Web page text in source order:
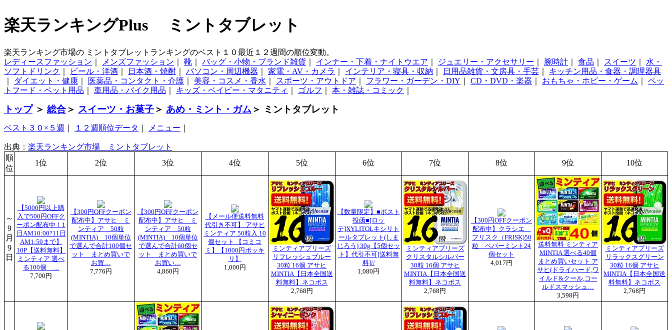
楽天ランキングPlus ミントタブレット
楽天ランキング市場の ミントタブレットランキングのベスト１０最近１２週間の順位変動。
レディースファッション
メンズファッション 靴 バッグ・小物・ブランド雑貨 インナー・下着・ナイトウエア ジュエリー・アクセサリー 腕時計 食品 スイーツ
水・
ソフトドリンク
ビール・洋酒 日本酒・焼酎 パソコン・周辺機器 家電・AV・カメラ インテリア・寝具・収納 日用品雑貨・文房具・手芸
キッチン用品・食器・調理器具
ダイエット・健康 医薬品・コンタクト・介護 美容・コスメ・香水 スポーツ・アウトドア フラワー・ガーデン・DIY CD・DVD・楽器 おもちゃ・ホビー・ゲーム
ペッ
トフード・ペット用品
車用品・バイク用品 キッズ・ベイビー・マタニティ ゴルフ 本・雑誌・コミック
トップ＞ 総合＞ スイーツ・お菓子＞ あめ・ミント・ガム ＞ ミントタブレット
ベスト３０×５週 １２週順位データ メニュー
出典： 楽天ランキング市場 ミントタブレット
順
位
1位 2位 3位 4位 5位 6位 7位 8位 9位 10位
～
9
月
9
日
【5000円以上購
入で500円OFFク
ーポン配布中！1
日AM10:00?11日
AM1:59まで】
10P【送料無料】
ミンティア 選べ
る100個 …
7,700円
【300円OFFクーポン
配布中】アサヒ ミ
ンティア 50粒
(MINTIA) 10個単位
で選んで合計100個セ
ット まとめ買いで
お買…
7,776円
【300円OFFクーポン
配布中】アサヒ ミ
ンティア 50粒
(MINTIA) 10個単位
で選んで合計60個セ
ット まとめ買いで
お買い…
4,860円
【メール便送料無料
代引き不可】 アサヒ
ミンティア 50粒入 10
個セット 【コミコ
ミ】【1000円ポッキ
リ】
1,000円
ミンティアブリーズ
リフレッシュブルー
30粒 16個 アサヒ
MINTIA【日本全国送
料無料】ネコポス
2,768円
【数量限定】■ポスト
投函■[ロッ
テ]XYLITOLキシリト
ールタブレット(しま
じろう) 30g【5個セッ
ト】代引不可[送料無
料]//
1,080円
ミンティアブリーズ
クリスタルシルバー
30粒 16個 アサヒ
MINTIA【日本全国送
料無料】ネコポス
2,768円
【300円OFFクーポン
配布中】クラシエ
フリスク（FRISK)50
粒 ペパーミント24
個セット
4,017円
送料無料 ミンティア
MINTIA 選べる40個
まとめ買いセット ア
サヒ(ドライハード,ワ
イルド&クール,コー
ルドスマッシュ…
3,598円
ミンティアブリーズ
リラックスグリーン
30粒 16個 アサヒ
MINTIA【日本全国送
料無料】ネコポス
2,768円